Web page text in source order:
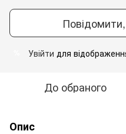
Увійти для
До обраного
Опис